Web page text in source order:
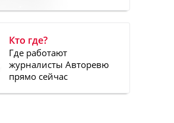
Кто где?
Где работают
журналисты Авторевю
прямо сейчас